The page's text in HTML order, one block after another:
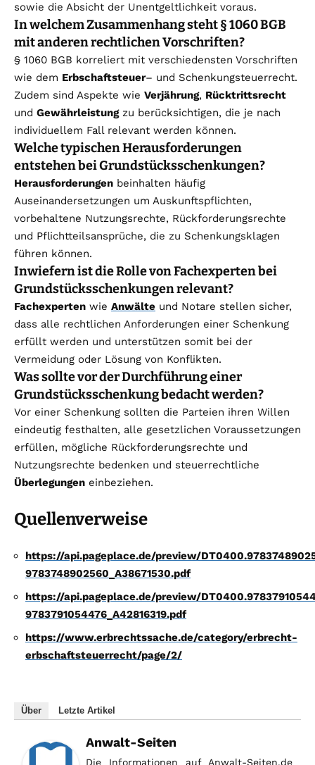
sowie die Absicht der Unentgeltlichkeit voraus.
In welchem Zusammenhang steht § 1060 BGB
mit anderen rechtlichen Vorschriften?
§ 1060 BGB korreliert mit verschiedensten Vorschriften
wie dem Erbschaftsteuer– und Schenkungsteuerrecht.
Zudem sind Aspekte wie Verjährung, Rücktrittsrecht
und Gewährleistungzu berücksichtigen, die je nach
individuellem Fall relevant werden können.
Welche typischen Herausforderungen
entstehen bei Grundstücksschenkungen?
Herausforderungen beinhalten häufig
Auseinandersetzungen um Auskunftspflichten,
vorbehaltene Nutzungsrechte, Rückforderungsrechte
und Pflichtteilsansprüche, die zu Schenkungsklagen
führen können.
Inwiefern ist die Rolle von Fachexperten bei
Grundstücksschenkungen relevant?
Fachexperten wie Anwälte und Notare stellen sicher,
dass alle rechtlichen Anforderungen einer Schenkung
erfüllt werden und unterstützen somit bei der
Vermeidung oder Lösung von Konflikten.
Was sollte vor der Durchführung einer
Grundstücksschenkung bedacht werden?
Vor einer Schenkung sollten die Parteien ihren Willen
eindeutig festhalten, alle gesetzlichen Voraussetzungen
erfüllen, mögliche Rückforderungsrechte und
Nutzungsrechte bedenken und steuerrechtliche
Überlegungen einbeziehen.
Quellenverweise
https://api.pageplace.de/preview/
9783748902560_A38671530.pdf
https://api.pageplace.de/preview/
9783791054476_A42816319.pdf
https://www.erbrechtssache.de/category/erbrecht-
erbschaftsteuerrecht/page/2/
Über Letzte Artikel
Anwalt-Seiten
Die Informationen auf Anwalt-Seiten.de